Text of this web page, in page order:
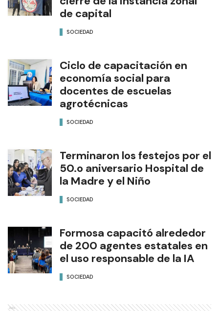
de capital
SOCIEDAD
Ciclo de capacitación en
economía social para
docentes de escuelas
agrotécnicas
SOCIEDAD
Terminaron los festejos por el
50.o aniversario Hospital de
la Madre y el Niño
SOCIEDAD
Formosa capacitó alrededor
de 200 agentes estatales en
el uso responsable de la IA
SOCIEDAD
Ads